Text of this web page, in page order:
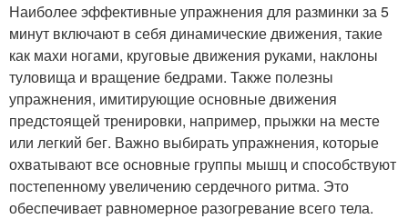
Наиболее эффективные упражнения для разминки за 5
минут включают в себя динамические движения, такие
как махи ногами, круговые движения руками, наклоны
туловища и вращение бедрами. Также полезны
упражнения, имитирующие основные движения
предстоящей тренировки, например, прыжки на месте
или легкий бег. Важно выбирать упражнения, которые
охватывают все основные группы мышц и способствуют
постепенному увеличению сердечного ритма. Это
обеспечивает равномерное разогревание всего тела.